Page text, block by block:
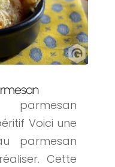
Voici une
parmesan
Cette